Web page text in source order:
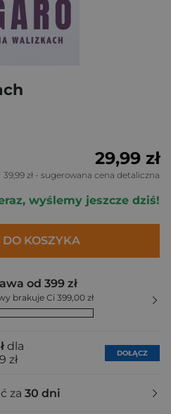
29,99 zł
39,99 zł - sugerowana cena detaliczna
wyślemy jeszcze dziś!
KOSZYKA
od 399 zł
brakuje Ci 399,00 zł
dla
zł
DOŁĄCZ
za 30 dni